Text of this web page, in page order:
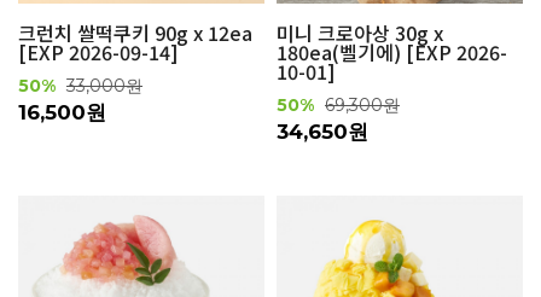
크런치 쌀떡쿠키 90g x 12ea
[EXP 2026-09-14]
50% 33,000원
16,500원
미니 크로아상 30g x
180ea(벨기에) [EXP 2026-
10-01]
50% 69,300원
34,650원